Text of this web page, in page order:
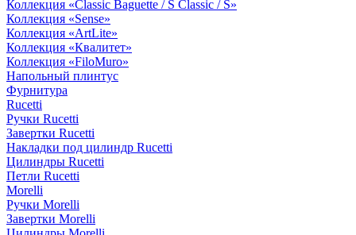
Коллекция «Classic Baguette / S Classic / S»
Коллекция «Sense»
Коллекция «ArtLite»
Коллекция «Квалитет»
Коллекция «FiloMuro»
Напольный плинтус
Фурнитура
Rucetti
Ручки Rucetti
Завертки Rucetti
Накладки под цилиндр Rucetti
Цилиндры Rucetti
Петли Rucetti
Morelli
Ручки Morelli
Завертки Morelli